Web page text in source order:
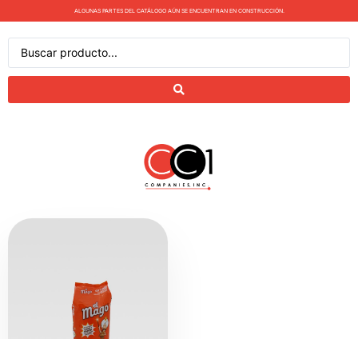
ALGUNAS PARTES DEL CATÁLOGO AÚN SE ENCUENTRAN EN CONSTRUCCIÓN.